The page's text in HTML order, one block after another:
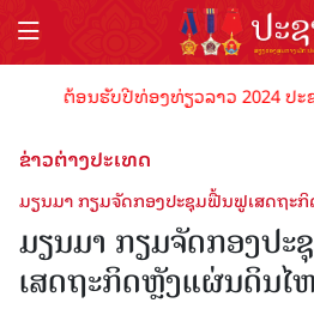
ຕ້ອນຮັບປີທ່ອງທ່ຽວລາວ 2024 ປະ
ຂ່າວຕ່າງປະເທດ
ມຽນມາ ກຽມຈັດກອງປະຊຸມຟື້ນຟູເສດຖະ
ມຽນມາ ກຽມຈັດກອງປ
ເສດຖະກິດຫຼັງແຜ່ນດິນໄ